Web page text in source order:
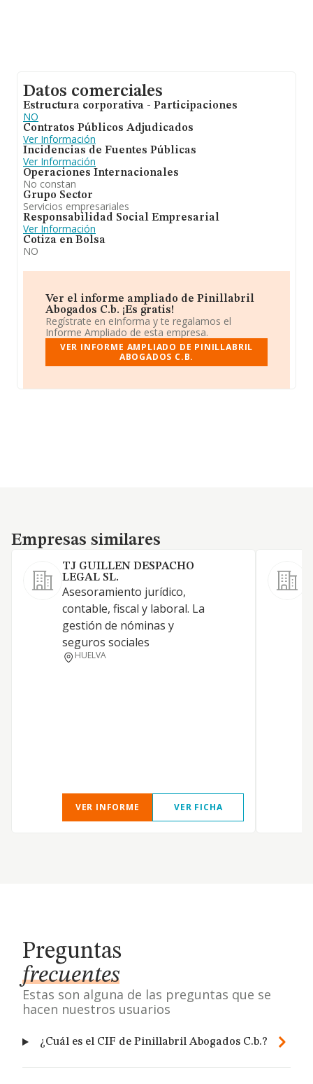
Datos comerciales
Estructura corporativa - Participaciones
NO
Contratos Públicos Adjudicados
Ver Información
Incidencias de Fuentes Públicas
Ver Información
Operaciones Internacionales
No constan
Grupo Sector
Servicios empresariales
Responsabilidad Social Empresarial
Ver Información
Cotiza en Bolsa
NO
Ver el informe ampliado de Pinillabril
Abogados C.b. ¡Es gratis!
Regístrate en eInforma y te regalamos el
Informe Ampliado de esta empresa.
VER INFORME AMPLIADO DE PINILLABRIL
ABOGADOS C.B.
Empresas similares
Empresas similares
TJ GUILLEN DESPACHO
LEGAL SL.
Asesoramiento jurídico,
contable, fiscal y laboral. La
gestión de nóminas y
seguros sociales
HUELVA
VER INFORME VER FICHA
Preguntas
frecuentes
Estas son alguna de las preguntas que se
hacen nuestros usuarios
¿Cuál es el CIF de Pinillabril Abogados C.b.?